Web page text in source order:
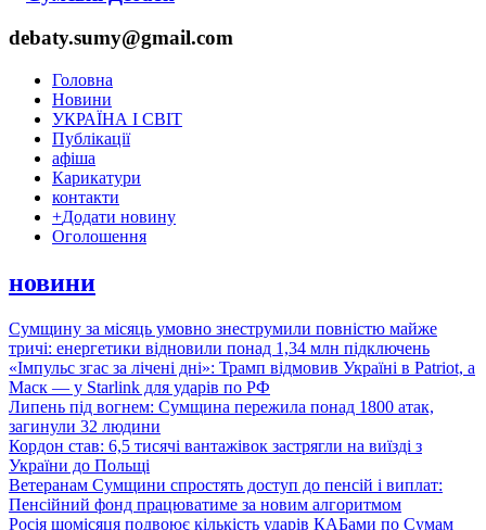
debaty.sumy@gmail.com
Головна
Новини
УКРАЇНА І СВІТ
Публікації
афіша
Карикатури
контакти
+Додати новину
Оголошення
новини
Сумщину за місяць умовно знеструмили повністю майже
тричі: енергетики відновили понад 1,34 млн підключень
«Імпульс згас за лічені дні»: Трамп відмовив Україні в Patriot, а
Маск — у Starlink для ударів по РФ
Липень під вогнем: Сумщина пережила понад 1800 атак,
загинули 32 людини
Кордон став: 6,5 тисячі вантажівок застрягли на виїзді з
України до Польщі
Ветеранам Сумщини спростять доступ до пенсій і виплат:
Пенсійний фонд працюватиме за новим алгоритмом
Росія щомісяця подвоює кількість ударів КАБами по Сумам